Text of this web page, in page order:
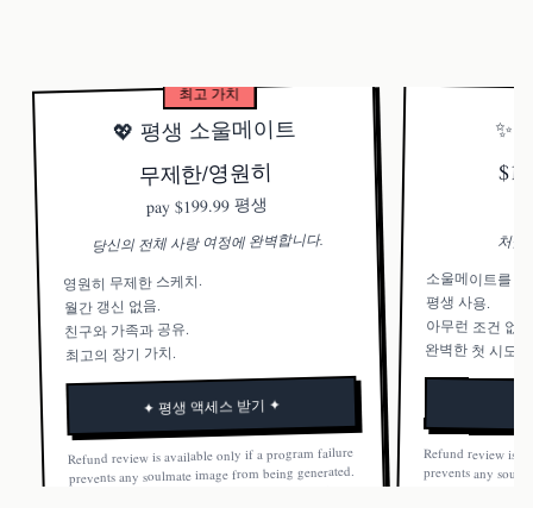
최고 가치
💖 평생 소울메이트
무제한/영원히
pay $199.99 평생
당신의 전체 사랑 여정에 완벽합니다.
영원히 무제한 스케치.
월간 갱신 없음.
친구와 가족과 공유.
최고의 장기 가치.
✦ 평생 액세스 받기 ✦
Refund review is available only if a program failure
prevents any soulmate image from being generated.
Once a soulmate image is generated, the order is not
✨
처음
소울메이트를
평생 사용.
아무런 조건 없
완벽한 첫 시도.
Refund review is
prevents any
Once a soulmate